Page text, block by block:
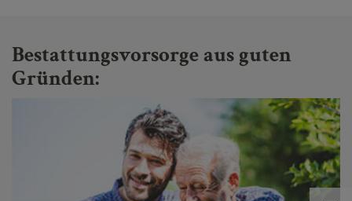
Bestattungsvorsorge aus guten
Gründen: